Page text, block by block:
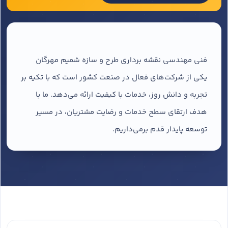
فنی مهندسی نقشه برداری طرح و سازه شمیم مهرگان
یکی از شرکت‌های فعال در صنعت کشور است که با تکیه بر
تجربه و دانش روز، خدمات با کیفیت ارائه می‌دهد. ما با
هدف ارتقای سطح خدمات و رضایت مشتریان، در مسیر
توسعه پایدار قدم برمی‌داریم.